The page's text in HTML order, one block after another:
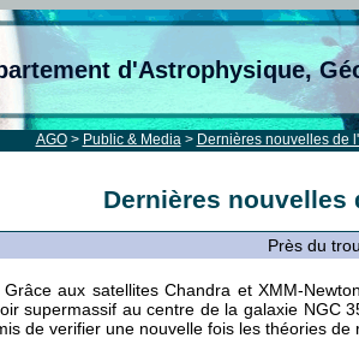
d'Astrophysique,
AGO> Public & Media> Dernières nouvelles de
Dernières nouvelles
Près du
Grâce aux satellites Chandra et XMM-
supermassif au centre de la galaxie NGC
de verifier une nouvelle fois les théories de